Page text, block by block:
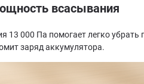
всасывания
13 000 Па помогает легко
заряд аккумулятора.